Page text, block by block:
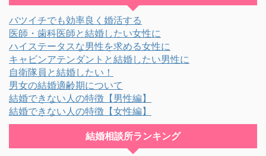
バツイチでも効率良く婚活する
医師・歯科医師と結婚したい女性に
ハイステータスな男性を求める女性に
キャビンアテンダントと結婚したい男性に
自衛隊員と結婚したい！
男女の結婚適齢期について
結婚できない人の特徴【男性編】
結婚できない人の特徴【女性編】
結婚相談所ランキング